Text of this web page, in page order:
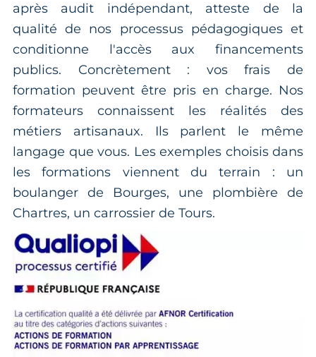
après audit indépendant, atteste de la
qualité de nos processus pédagogiques et
conditionne l'accès aux financements
publics. Concrètement : vos frais de
formation peuvent être pris en charge. Nos
formateurs connaissent les réalités des
métiers artisanaux. Ils parlent le même
langage que vous. Les exemples choisis dans
les formations viennent du terrain : un
boulanger de Bourges, une plombière de
Chartres, un carrossier de Tours.